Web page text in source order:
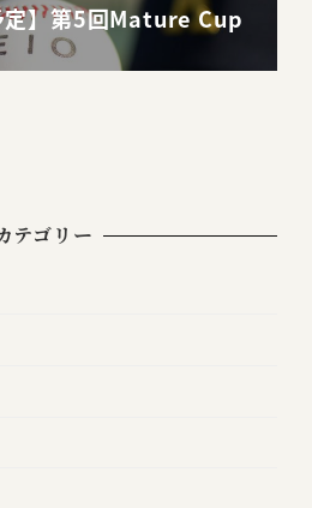
定】第5回Mature Cup
テゴリー